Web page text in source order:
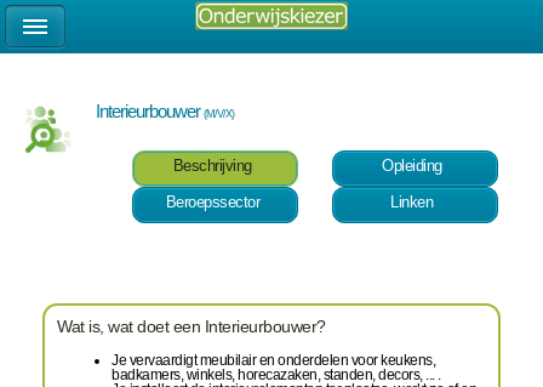
Interieurbouwer(M/V/X)
Beschrijving
Opleiding
Beroepssector
Linken
Wat is, wat doet een Interieurbouwer?
Je vervaardigt meubilair en onderdelen voor keukens,
badkamers, winkels, horecazaken, standen, decors, ... .